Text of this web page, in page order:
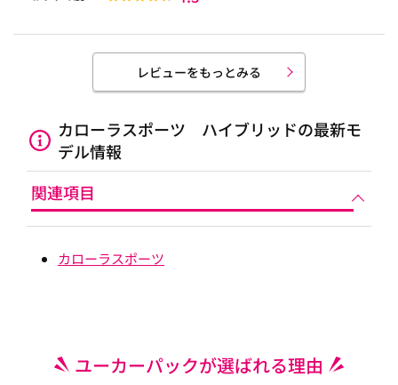
レビューをもっとみる
カローラスポーツ ハイブリッドの最新モ
デル情報
関連項目
カローラスポーツ
ユーカーパックが選ばれる理由